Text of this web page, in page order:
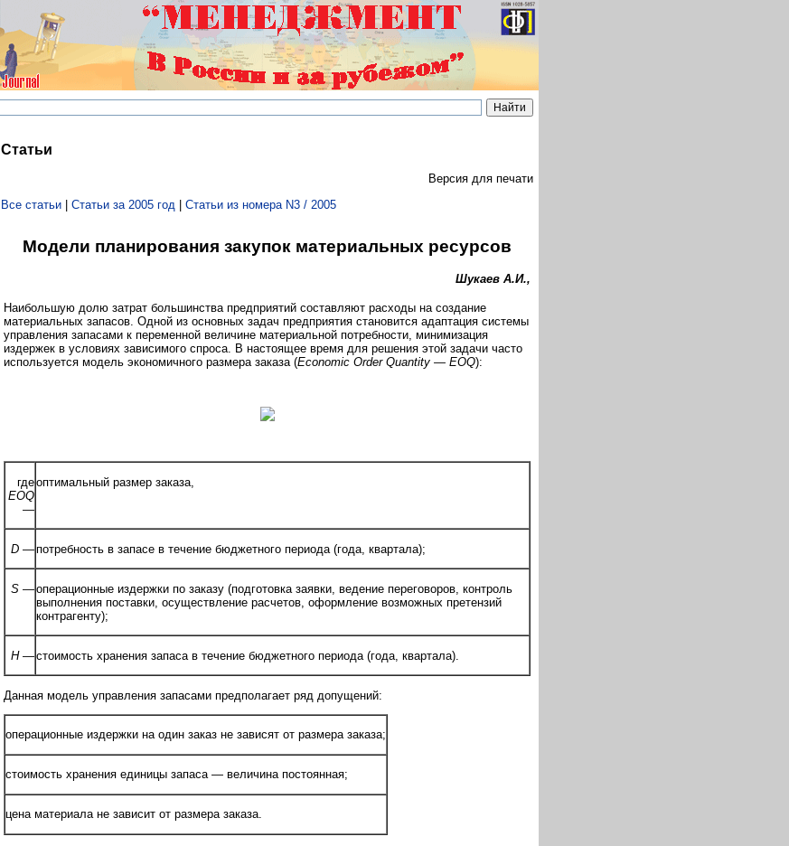
Статьи
Версия для печати
Все статьи | Статьи за 2005 год | Статьи из номера N3 / 2005
Модели планирования закупок материальных ресурсов
Шукаев А.И.,
Наибольшую долю затрат большинства предприятий составляют расходы на создание
материальных запасов. Одной из основных задач предприятия становится адаптация системы
управления запасами к переменной величине материальной потребности, минимизация
издержек в условиях зависимого спроса. В настоящее время для решения этой задачи часто
используется модель экономичного размера заказа (Economic Order Quantity — EOQ):
где
EOQ
—
оптимальный размер заказа,
D —потребность в запасе в течение бюджетного периода (года, квартала);
S —операционные издержки по заказу (подготовка заявки, ведение переговоров, контроль
выполнения поставки, осуществление расчетов, оформление возможных претензий
контрагенту);
H—стоимость хранения запаса в течение бюджетного периода (года, квартала).
Данная модель управления запасами предполагает ряд допущений:
операционные издержки на один заказ не зависят от размера заказа;
стоимость хранения единицы запаса — величина постоянная;
цена материала не зависит от размера заказа.